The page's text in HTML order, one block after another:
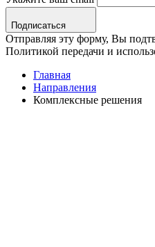
Подписаться
Отправляя эту форму, Вы
Политикой передачи и
Главная
Направления
Комплексные решения